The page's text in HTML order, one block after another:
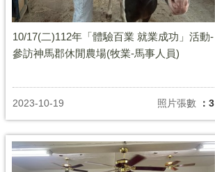
10/17(二)112年「體驗百業 就業成功」活動-
參訪神馬郡休閒農場(牧業-馬事人員)
2023-10-19 照片張數 ：3